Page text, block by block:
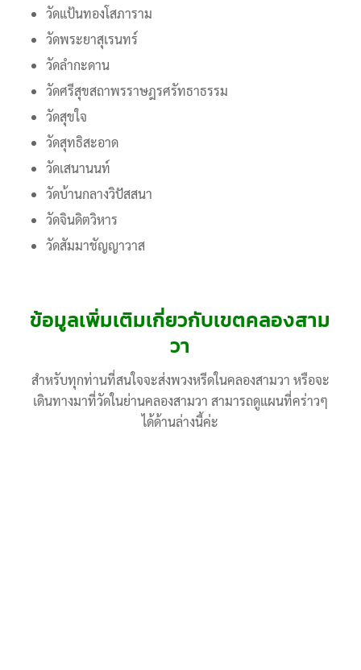
วัดแป้นทองโสภาราม
วัดพระยาสุเรนทร์
วัดลำกะดาน
วัดศรีสุขสถาพรราษฎรศรัทธาธรรม
วัดสุขใจ
วัดสุทธิสะอาด
วัดเสนานนท์
วัดบ้านกลางวิปัสสนา
วัดจินดิตวิหาร
วัดสัมมาชัญญาวาส
ข้อมูลเพิ่มเติมเกี่ยวกับเขตคลองสาม
วา
สำหรับทุกท่านที่สนใจจะส่งพวงหรีดในคลองสามวา หรือจะ
เดินทางมาที่วัดในย่านคลองสามวา สามารถดูแผนที่คร่าวๆ
ได้ด้านล่างนี้ค่ะ